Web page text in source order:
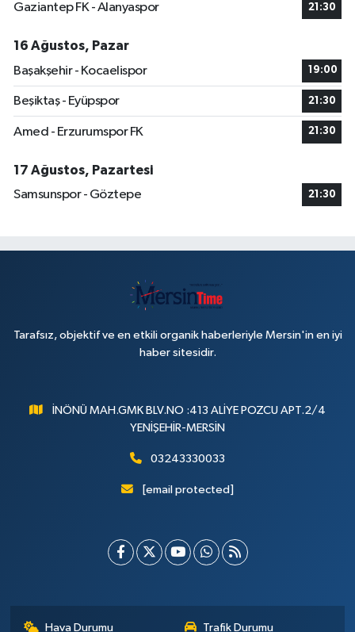
Gaziantep FK - Alanyaspor 21:30
16 Ağustos, Pazar
Başakşehir - Kocaelispor
19:00
Beşiktaş - Eyüpspor 21:30
Amed - Erzurumspor FK 21:30
17 Ağustos, Pazartesi
Samsunspor - Göztepe
21:30
Tarafsız, objektif ve en etkili organik haberleriyle Mersin'in en iyi
haber sitesidir.
İNÖNÜ MAH.GMK BLV.NO :413 ALİYE POZCU APT.2/4
YENİŞEHİR-MERSİN
03243330033
[email protected]
Hava Durumu Trafik Durumu